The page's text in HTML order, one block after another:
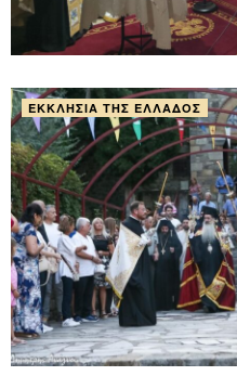
ΕΚΚΛΗΣΊΑ ΤΗΣ ΕΛΛΆΔΟΣ